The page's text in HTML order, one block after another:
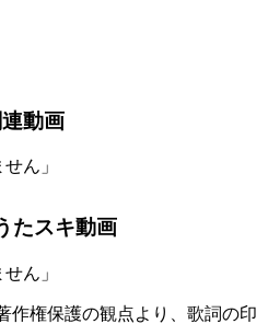
動画
ん」
たスキ動画
ん」
作権保護の観点より、歌詞の印